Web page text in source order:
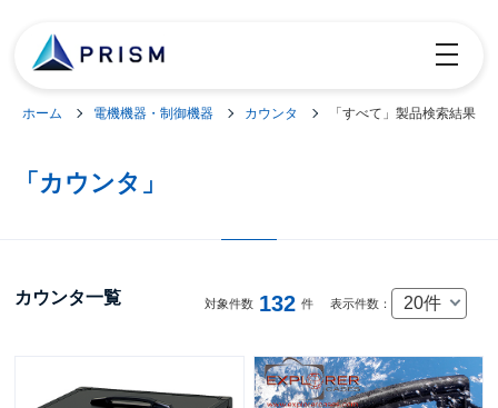
toggle
ホーム 電機機器・制御機器 カウンタ 「すべて」製品検索結果
「カウンタ」
カウンタ一覧 対象件数 132 件 表示件数： 20件